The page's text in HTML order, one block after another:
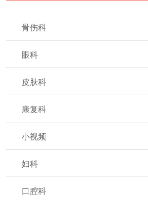
骨伤科
眼科
皮肤科
康复科
小视频
妇科
口腔科